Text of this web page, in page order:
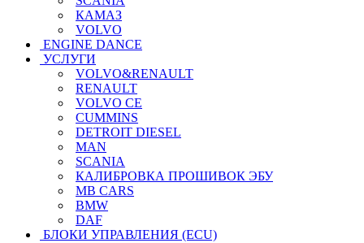
КАМАЗ
VOLVO
ENGINE DANCE
УСЛУГИ
VOLVO&RENAULT
RENAULT
VOLVO CE
CUMMINS
DETROIT DIESEL
MAN
SCANIA
КАЛИБРОВКА ПРОШИВОК ЭБУ
MB CARS
BMW
DAF
БЛОКИ УПРАВЛЕНИЯ (ECU)